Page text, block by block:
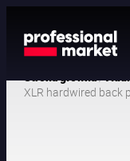
/
XLR hardwired back